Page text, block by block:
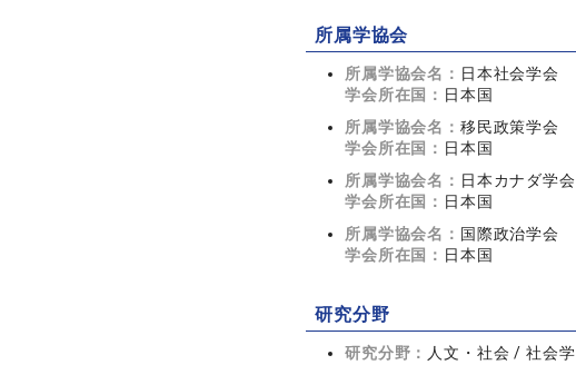
所属学協会
所属学協会名： 日本社会学会
学会所在国： 日本国
所属学協会名： 移民政策学会
学会所在国： 日本国
所属学協会名： 日本カナダ学会
学会所在国： 日本国
所属学協会名： 国際政治学会
学会所在国： 日本国
研究分野
研究分野： 人文・社会 / 社会学